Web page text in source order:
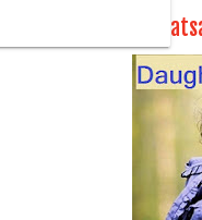
Daughter Day